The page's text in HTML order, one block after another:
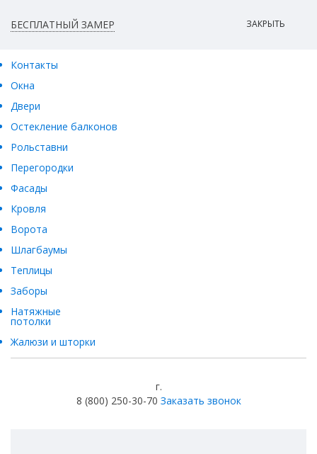
БЕСПЛАТНЫЙ ЗАМЕР ЗАКРЫТЬ
Контакты
Окна
Двери
Остекление балконов
Рольставни
Перегородки
Фасады
Кровля
Ворота
Шлагбаумы
Теплицы
Заборы
Натяжные
потолки
Жалюзи и шторки
г.
8 (800) 250-30-70 Заказать звонок